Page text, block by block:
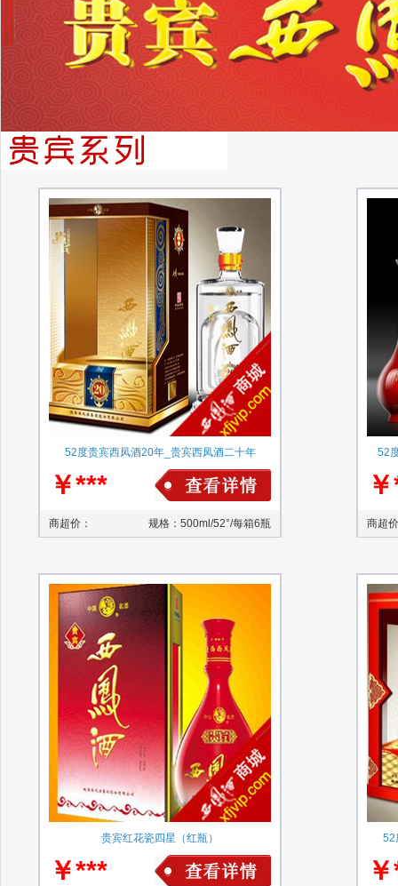
52度贵宾西凤酒20年_贵宾西凤酒二十年
￥***
商超价： 规格：500ml/52°/每箱6瓶
52
商超
贵宾红花瓷四星（红瓶）
￥***
52